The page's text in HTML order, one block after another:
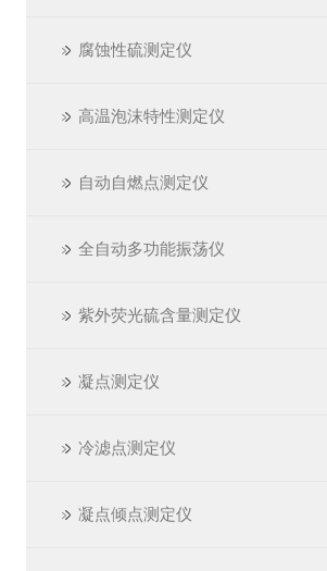
腐蚀性硫测定仪
高温泡沫特性测定仪
自动自燃点测定仪
全自动多功能振荡仪
紫外荧光硫含量测定仪
凝点测定仪
冷滤点测定仪
凝点倾点测定仪